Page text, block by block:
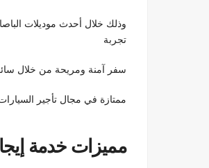
وذلك خلال أحدث موديلات
تجربة
سفر آمنة ومريحة من خلال
ممتازة في مجال تأجير
مميزات خدمة